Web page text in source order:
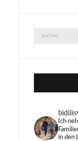
Suche
Ich
in den